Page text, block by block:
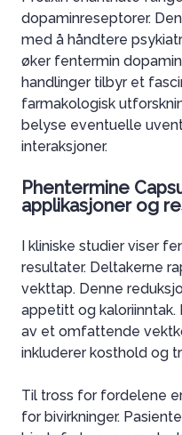
dopaminreseptorer.
med å håndtere
øker fentermin
handlinger tilbyr et
farmakologisk
belyse eventuelle
interaksjoner.
Phentermine
applikasjoner og
I kliniske studier viser
resultater. Deltakerne
vekttap. Denne
appetitt og kaloriinntak.
av et omfattende
inkluderer kosthold og
Til tross for fordelene
for bivirkninger.